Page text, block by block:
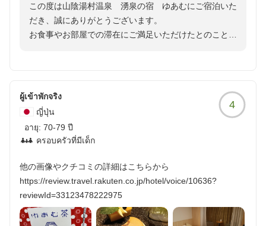
山陰湯村温泉 湧泉の宿 ゆあむ スタッフ一同
reviewId=33123478267430
この度は山陰湯村温泉 湧泉の宿 ゆあむにご宿泊いた
だき、誠にありがとうございます。
お食事やお部屋での滞在にご満足いただけたとのこと、
をおかけし申し訳ございませんでした。特に混み合う時
間帯「食事時（夕食/朝食）及びチェックアウト/その
大変ご迷惑をお掛けしております。
ズなご移動のためにどのような改善が可能か、今後の施
設運営の参考にさせていただきます。
いただいたご意見を真摯に受け止め、より快適にお過ご
しいただける宿を目指してまいります。
ผู้เข้าพักจริง
ญี่ปุ่น
อายุ: 70-79 ปี
ครอบครัวที่มีเด็ก
4
他の画像やクチコミの詳細はこちらから
https://review.travel.rakuten.co.jp/hotel/voice/10636?
reviewId=33123478222975